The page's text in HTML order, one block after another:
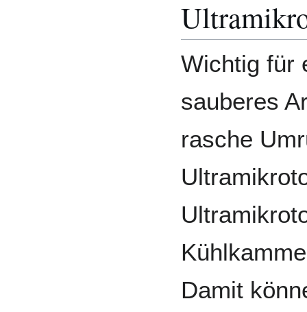
Wichtig für
sauberes
rasche
Damit